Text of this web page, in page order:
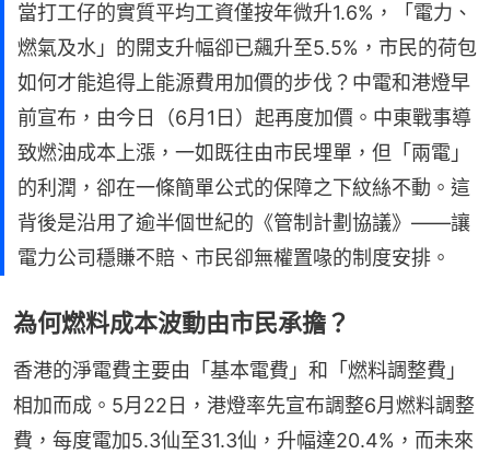
當打工仔的實質平均工資僅按年微升1.6%，「電力、
燃氣及水」的開支升幅卻已飆升至5.5%，市民的荷包
如何才能追得上能源費用加價的步伐？中電和港燈早
前宣布，由今日（6月1日）起再度加價。中東戰事導
致燃油成本上漲，一如既往由市民埋單，但「兩電」
的利潤，卻在一條簡單公式的保障之下紋絲不動。這
背後是沿用了逾半個世紀的《管制計劃協議》——讓
電力公司穩賺不賠、市民卻無權置喙的制度安排。
為何燃料成本波動由市民承擔？
香港的淨電費主要由「基本電費」和「燃料調整費」
相加而成。5月22日，港燈率先宣布調整6月燃料調整
費，每度電加5.3仙至31.3仙，升幅達20.4%，而未來